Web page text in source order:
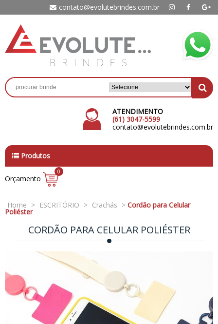
contato@evolutebrindes.com.br
ATENDIMENTO
(61) 3047-5599
contato@evolutebrindes.com.br
Produtos
Orçamento
0
Home > ESCRITÓRIO > Crachás > Cordão para Celular
Poliéster
CORDÃO PARA CELULAR POLIÉSTER